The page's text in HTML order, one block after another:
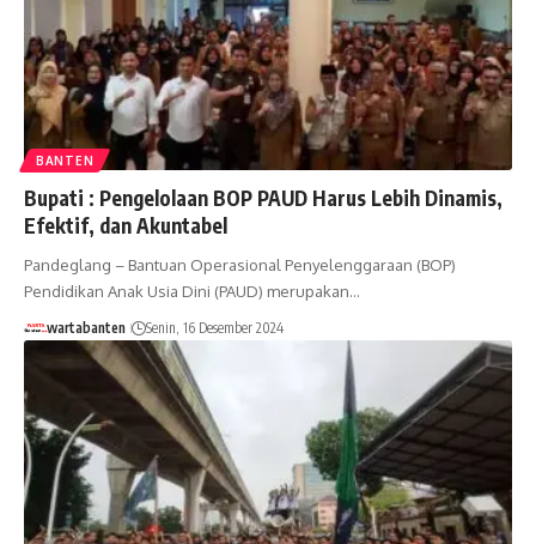
BANTEN
Bupati : Pengelolaan BOP PAUD Harus Lebih Dinamis,
Efektif, dan Akuntabel
Pandeglang – Bantuan Operasional Penyelenggaraan (BOP)
Pendidikan Anak Usia Dini (PAUD) merupakan…
wartabanten Senin, 16 Desember 2024